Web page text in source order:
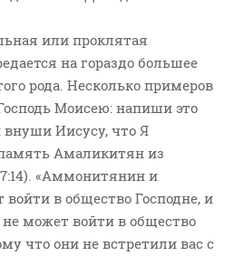
или проклятая
на гораздо большее
рода. Несколько примеров
Моисею: напиши это
Иисусу, что Я
Амаликитян из
«Аммонитянин и
в общество Господне, и
может войти в общество
что они не встретили вас с